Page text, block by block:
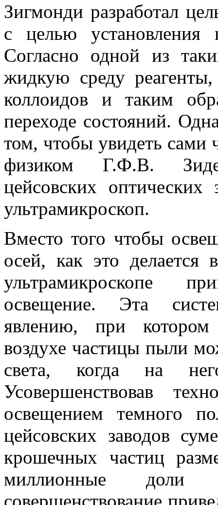
Зигмонди разработал
с целью установления
Согласно одной из
жидкую среду реагенты,
коллоидов и таким
переходе состояний.
том, чтобы увидеть сами
физиком Г.Ф.В.
цейсовских оптических
ультрамикроскоп.
Вместо того чтобы
осей, как это делается
ультрамикроскопе
освещение. Эта
явлению, при
воздухе частицы пыли
света, когда на
Усовершенствовав
освещением темного
цейсовских заводов
крошечных частиц
миллионные доли
совершенствование